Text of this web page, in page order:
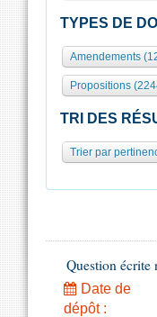
TYPES DE
Amendements
Propositions
TRI DES
Trier par
Question
Date de
dépôt :